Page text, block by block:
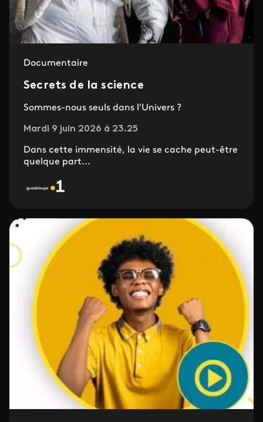
Documentaire
Secrets de la science
Sommes-nous seuls dans l'Univers ?
Mardi 9 juin 2026 à 23.25
Dans cette immensité, la vie se cache peut-être
quelque part...